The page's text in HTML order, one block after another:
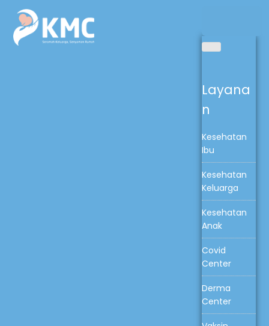
Layana
n
Kesehatan
Ibu
Kesehatan
Keluarga
Kesehatan
Anak
Covid
Center
Derma
Center